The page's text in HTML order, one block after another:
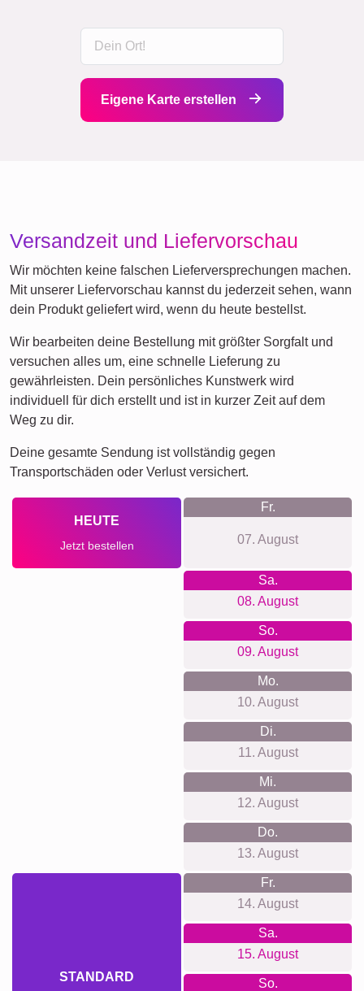
Eigene Karte erstellen
Versandzeit und Liefervorschau
Wir möchten keine falschen Lieferversprechungen machen.
Mit unserer Liefervorschau kannst du jederzeit sehen, wann
dein Produkt geliefert wird, wenn du heute bestellst.
Wir bearbeiten deine Bestellung mit größter Sorgfalt und
versuchen alles um, eine schnelle Lieferung zu
gewährleisten. Dein persönliches Kunstwerk wird
individuell für dich erstellt und ist in kurzer Zeit auf dem
Weg zu dir.
Deine gesamte Sendung ist vollständig gegen
Transportschäden oder Verlust versichert.
HEUTE
Jetzt bestellen
Fr.
07. August
Sa.
08. August
So.
09. August
Mo.
10. August
Di.
11. August
Mi.
12. August
Do.
13. August
STANDARD
Fr.
14. August
Sa.
15. August
So.